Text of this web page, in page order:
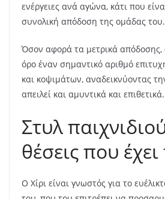
ενέργειες ανά αγώνα, κάτι που
συνολική απόδοση της ομάδας του.
Όσον αφορά τα μετρικά απόδοσης,
όρο έναν σημαντικό αριθμό
και κοψιμάτων, αναδεικνύοντας
απειλεί και αμυντικά και επιθετικά.
Στυλ
θέσεις που έχει
Ο Χίρι είναι γνωστός για το